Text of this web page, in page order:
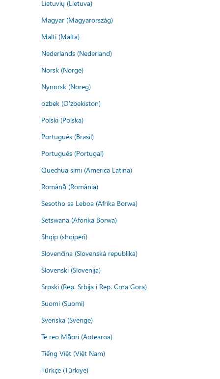
Lietuvių (Lietuva)
Magyar (Magyarország)
Malti (Malta)
Nederlands (Nederland)
Norsk (Norge)
Nynorsk (Noreg)
o'zbek (O'zbekiston)
Polski (Polska)
Português (Brasil)
Português (Portugal)
Quechua simi (America Latina)
Română (România)
Sesotho sa Leboa (Afrika Borwa)
Setswana (Aforika Borwa)
Shqip (shqipëri)
Slovenčina (Slovenská republika)
Slovenski (Slovenija)
Srpski (Rep. Srbija i Rep. Crna Gora)
Suomi (Suomi)
Svenska (Sverige)
Te reo Māori (Aotearoa)
Tiếng Việt (Việt Nam)
Türkçe (Türkiye)